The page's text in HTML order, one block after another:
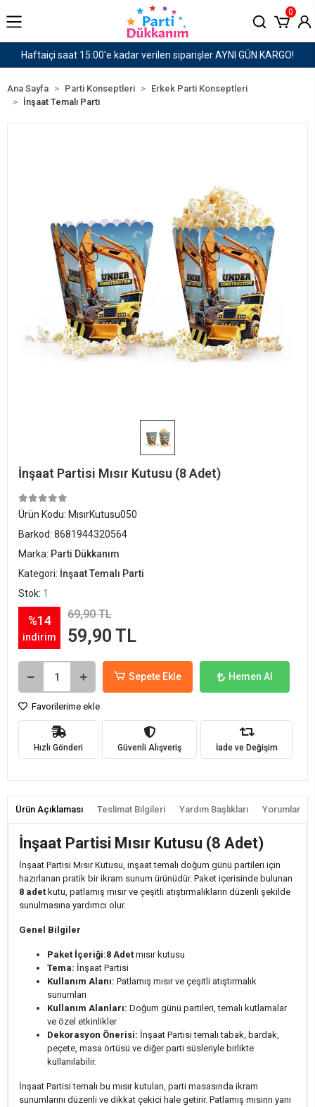
GÜN KARGO! 1500 TL ve Üzeri Kargo
0
Ana Sayfa Parti Konseptleri
Erkek Parti Konseptleri
İnşaat Temalı Parti
İnşaat Partisi Mısır Kutusu (8 Adet)
Ürün Kodu: MısırKutusu050
Barkod: 8681944320564
Marka: Parti Dükkanım
Kategori: İnşaat Temalı Parti
Stok: 1
%14
indirim
69,90 TL
59,90 TL
Sepete Ekle Hemen Al
Favorilerime ekle
Hızlı Gönderi Güvenli Alışveriş İade ve Değişim
Ürün Açıklaması Teslimat Bilgileri Yardım Başlıkları Yorumlar
İnşaat Partisi Mısır Kutusu (8 Adet)
İnşaat Partisi Mısır Kutusu, inşaat temalı doğum günü partileri için
hazırlanan pratik bir ikram sunum ürünüdür. Paket içerisinde bulunan
8 adet kutu, patlamış mısır ve çeşitli atıştırmalıkların düzenli şekilde
sunulmasına yardımcı olur.
Genel Bilgiler
Paket İçeriği:8 Adet mısır kutusu
Tema: İnşaat Partisi
Kullanım Alanı: Patlamış mısır ve çeşitli atıştırmalık
sunumları
Kullanım Alanları: Doğum günü partileri, temalı kutlamalar
ve özel etkinlikler
Dekorasyon Önerisi: İnşaat Partisi temalı tabak, bardak,
peçete, masa örtüsü ve diğer parti süsleriyle birlikte
kullanılabilir.
İnşaat Partisi temalı bu mısır kutuları, parti masasında ikram
sunumlarını düzenli ve dikkat çekici hale getirir. Patlamış mısırın yanı